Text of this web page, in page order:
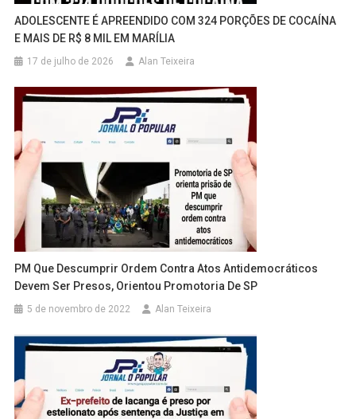
ADOLESCENTE É APREENDIDO COM 324 PORÇÕES DE COCAÍNA
E MAIS DE R$ 8 MIL EM MARÍLIA
17 de julho de 2026 Alan Teixeira
PM Que Descumprir Ordem Contra Atos Antidemocráticos
Devem Ser Presos, Orientou Promotoria De SP
5 de novembro de 2022 Alan Teixeira